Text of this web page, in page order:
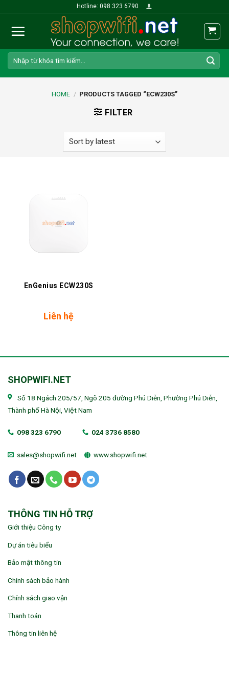
content
Hotline: 098 323 6790
Search
for:
HOME / PRODUCTS TAGGED “ECW230S”
FILTER
EnGenius ECW230S
Liên hệ
SHOPWIFI.NET
Số 18 Ngách 205/57, Ngõ 205 đường Phú Diễn, Phường Phú Diễn,
Thành phố Hà Nội, Việt Nam
098 323 6790 024 3736 8580
sales@shopwifi.net www.shopwifi.net
THÔNG TIN HỖ TRỢ
Giới thiệu Công ty
Dự án tiêu biểu
Bảo mật thông tin
Chính sách bảo hành
Chính sách giao vận
Thanh toán
Thông tin liên hệ